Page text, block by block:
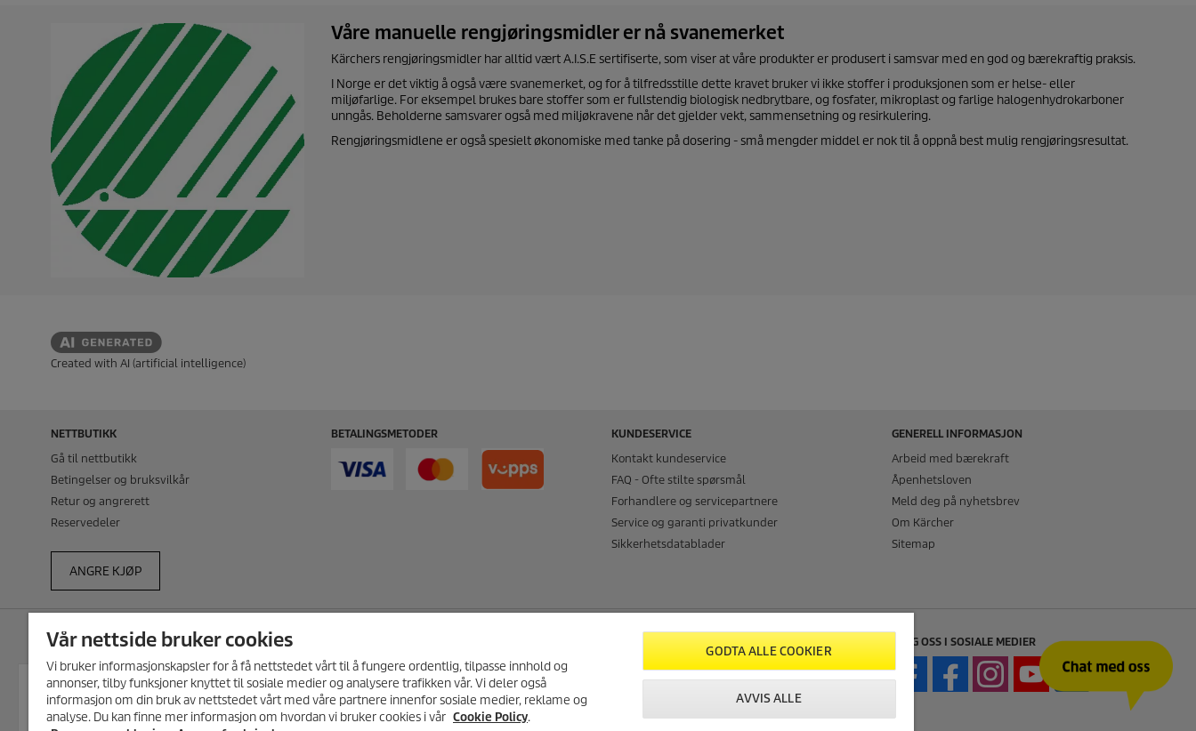
MELD DEG PÅ VÅRT NYHETSBREV!
Få 10% rabatt på ditt neste kjøp i vår
nettbutikk ved å melde deg på
Våre manuelle rengjøringsmidler er nå svanemerket
Kärchers rengjøringsmidler har alltid vært A.I.S.E sertifiserte, som viser at våre produkter er produsert i samsvar med en god og bærekraftig praksis.
I Norge er det viktig å også være svanemerket, og for å tilfredsstille dette kravet bruker vi ikke stoffer i produksjonen som er helse- eller
miljøfarlige. For eksempel brukes bare stoffer som er fullstendig biologisk nedbrytbare, og fosfater, mikroplast og farlige halogenhydrokarboner
unngås. Beholderne samsvarer også med miljøkravene når det gjelder vekt, sammensetning og resirkulering.
Rengjøringsmidlene er også spesielt økonomiske med tanke på dosering - små mengder middel er nok til å oppnå best mulig rengjøringsresultat.
Created with AI (artificial intelligence)
NETTBUTIKK
Gå til nettbutikk
Betingelser og bruksvilkår
Retur og angrerett
Reservedeler
ANGRE KJØP
BETALINGSMETODER
KUNDESERVICE
Kontakt kundeservice
FAQ - Ofte stilte spørsmål
Forhandlere og servicepartnere
Service og garanti privatkunder
Sikkerhetsdatablader
GENERELL INFORMASJON
Arbeid med bærekraft
Åpenhetsloven
Meld deg på nyhetsbrev
Om Kärcher
Sitemap
HOVEDKONTOR
Kärcher AS
Stanseveien 31, 0976 Oslo
Pb 114 Grorud, 0905 Oslo
Ansvarsfraskrivelse
Cookie Policy
Personvernerklæring
FØLG OSS I SOSIALE MEDIER
Vår nettside bruker cookies
Vi bruker informasjonskapsler for å få nettstedet vårt til å fungere ordentlig, tilpasse innhold og
annonser, tilby funksjoner knyttet til sosiale medier og analysere trafikken vår. Vi deler også
informasjon om din bruk av nettstedet vårt med våre partnere innenfor sosiale medier, reklame og
analyse. Du kan finne mer informasjon om hvordan vi bruker cookies i vår Cookie Policy.
GODTA ALLE COOKIER
AVVIS ALLE